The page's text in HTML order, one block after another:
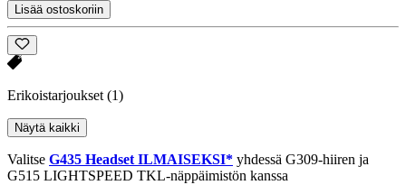
Lisää ostoskoriin
Erikoistarjoukset (1)
Näytä kaikki
Valitse G435 Headset ILMAISEKSI* yhdessä G309-hiiren ja
G515 LIGHTSPEED TKL-näppäimistön kanssa